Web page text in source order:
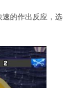
的作出反应，选